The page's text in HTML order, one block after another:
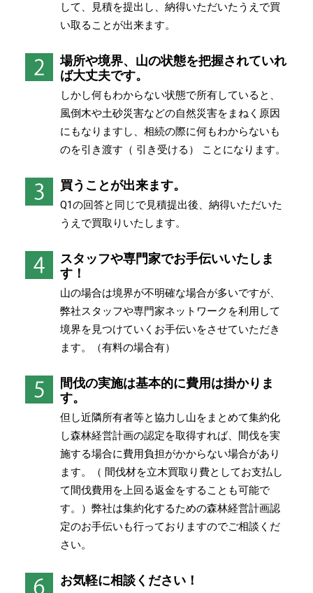
して、見積を提出し、納得いただいたうえで買
い取ることが出来ます。
場所や境界、山の状態を把握されていれ
ば大丈夫です。
しかし何もわからない状態で所有していると、
風倒木や土砂災害などの自然災害をまねく原因
にもなりますし、相続の際に何もわからないも
のを引き渡す（ 引き受ける） ことになります。
買うことが出来ます。
Q1の回答と同じで見積提出後、納得いただいた
うえで買取りいたします。
スタッフや専門家でお手伝いいたしま
す！
山の場合は境界が不明確な場合が多いですが、
弊社スタッフや専門家ネットワークを利用して
境界を見つけていくお手伝いをさせていただき
ます。（有料の場合有）
間伐の実施は基本的に費用は掛かりま
す。
但し近隣所有者等と協力し山をまとめて集約化
し森林経営計画の認定を取得すれば、間伐を実
施する場合に費用負担がかからない場合があり
ます。（ 間伐材を立木買取り費としてお支払し
て間伐費用を上回る返金をすることも可能で
す。）弊社は集約化するための森林経営計画認
定のお手伝いも行っておりますのでご相談くだ
さい。
お気軽に相談ください！